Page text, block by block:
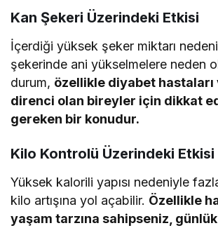
Kan Şekeri Üzerindeki Etkisi
İçerdiği yüksek şeker miktarı
şekerinde ani yükselmelere neden
durum, özellikle diyabet hastaları
direnci olan bireyler için dikkat
gereken bir konudur.
Kilo Kontrolü Üzerindeki Etkisi
Yüksek kalorili yapısı nedeniyle
kilo artışına yol açabilir. Özellikle
yaşam tarzına sahipseniz,